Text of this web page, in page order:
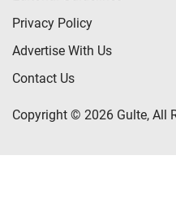
Privacy Policy
Advertise With Us
Contact Us
Copyright © 2026 Gulte, All